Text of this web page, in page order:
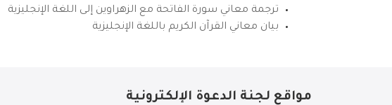
ترجمة معاني سورة الفاتحة مع الزهراوين إلى اللغة الإنجليزية
بيان معاني القرآن الكريم باللغة الإنجليزية
مواقع لجنة الدعوة الإلكترونية